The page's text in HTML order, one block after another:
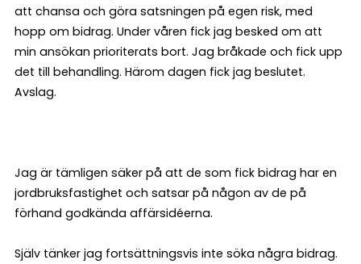
att chansa och göra satsningen på egen risk, med
hopp om bidrag. Under våren fick jag besked om att
min ansökan prioriterats bort. Jag bråkade och fick upp
det till behandling. Härom dagen fick jag beslutet.
Avslag.
Jag är tämligen säker på att de som fick bidrag har en
jordbruksfastighet och satsar på någon av de på
förhand godkända affärsidéerna.
Själv tänker jag fortsättningsvis inte söka några bidrag.